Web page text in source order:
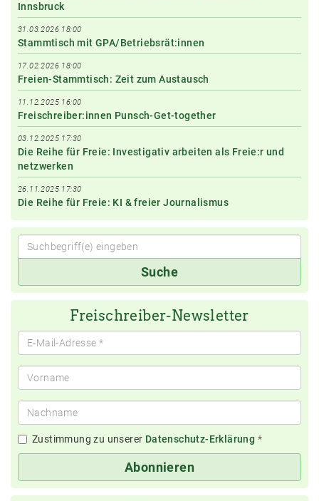
Innsbruck
31.03.2026 18:00
Stammtisch mit GPA/Betriebsrät:innen
17.02.2026 18:00
Freien-Stammtisch: Zeit zum Austausch
11.12.2025 16:00
Freischreiber:innen Punsch-Get-together
03.12.2025 17:30
Die Reihe für Freie: Investigativ arbeiten als Freie:r und
netzwerken
26.11.2025 17:30
Die Reihe für Freie: KI & freier Journalismus
Suche
Freischreiber-Newsletter
Zustimmung zu unserer Datenschutz-Erklärung *
Abonnieren